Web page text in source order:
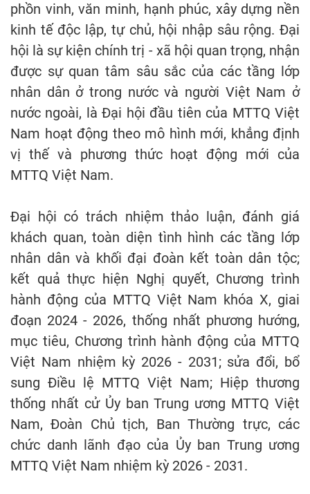
phồn vinh, văn minh, hạnh phúc, xây dựng nền
kinh tế độc lập, tự chủ, hội nhập sâu rộng. Đại
hội là sự kiện chính trị - xã hội quan trọng, nhận
được sự quan tâm sâu sắc của các tầng lớp
nhân dân ở trong nước và người Việt Nam ở
nước ngoài, là Đại hội đầu tiên của MTTQ Việt
Nam hoạt động theo mô hình mới, khẳng định
vị thế và phương thức hoạt động mới của
MTTQ Việt Nam.
Đại hội có trách nhiệm thảo luận, đánh giá
khách quan, toàn diện tình hình các tầng lớp
nhân dân và khối đại đoàn kết toàn dân tộc;
kết quả thực hiện Nghị quyết, Chương trình
hành động của MTTQ Việt Nam khóa X, giai
đoạn 2024 - 2026, thống nhất phương hướng,
mục tiêu, Chương trình hành động của MTTQ
Việt Nam nhiệm kỳ 2026 - 2031; sửa đổi, bổ
sung Điều lệ MTTQ Việt Nam; Hiệp thương
thống nhất cử Ủy ban Trung ương MTTQ Việt
Nam, Đoàn Chủ tịch, Ban Thường trực, các
chức danh lãnh đạo của Ủy ban Trung ương
MTTQ Việt Nam nhiệm kỳ 2026 - 2031.